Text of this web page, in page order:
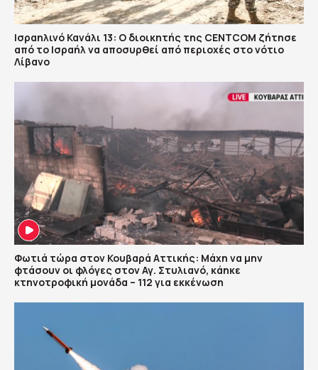
Ισραηλινό Κανάλι 13: Ο διοικητής της CENTCOM ζήτησε
από το Ισραήλ να αποσυρθεί από περιοχές στο νότιο
Λίβανο
Φωτιά τώρα στον Κουβαρά Αττικής: Μάχη να μην
φτάσουν οι φλόγες στον Αγ. Στυλιανό, κάηκε
κτηνοτροφική μονάδα – 112 για εκκένωση